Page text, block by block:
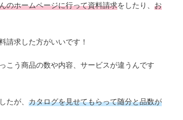
のホームページに行って資料請求をしたり、 お
請求した方がいいです！
こう商品の数や内容、サービスが違うんです
たが、 カタログを見せてもらって随分と品数が